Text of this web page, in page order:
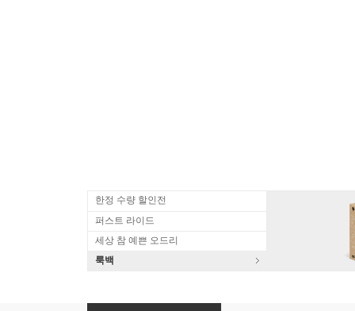
한정 수량 할인전
퍼스트 라이드
세상 참 예쁜 오드리
룩백